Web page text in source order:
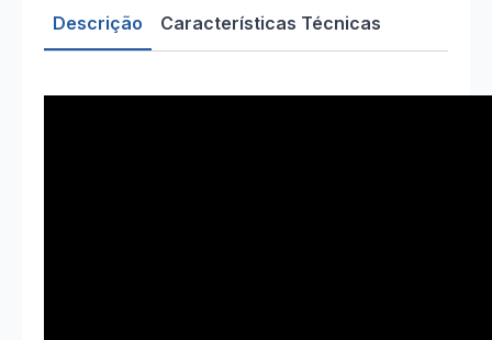
com
Acessórios
Descrição Características Técnicas